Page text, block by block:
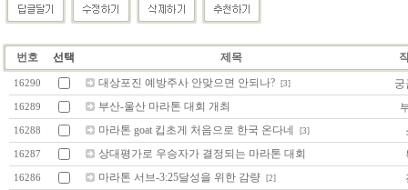
번호 선택 제목
16290 대상포진 예방주사 안맞으면 안되나? [3] 궁
16289 부산-울산 마라톤 대회 개최
16288 마라톤 goat 킵초게 처음으로 한국 온다네 [3]
16287 상대평가로 우승자가 결정되는 마라톤 대회
16286 마라톤 서브-3:25달성을 위한 감량 [2]